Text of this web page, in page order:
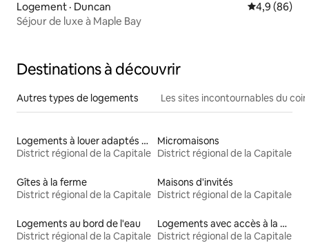
Logement · Duncan Note
4,9 (86)
Séjour de luxe à Maple Bay
Destinations à découvrir
Autres types de logements Les sites incontournables du coin
Logements à louer adaptés aux animaux
District régional de la Capitale
Micromaisons
District régional de la Capitale
Gîtes à la ferme
District régional de la Capitale
Maisons d'invités
District régional de la Capitale
Logements au bord de l'eau
District régional de la Capitale
Logements avec accès à la plage
District régional de la Capitale